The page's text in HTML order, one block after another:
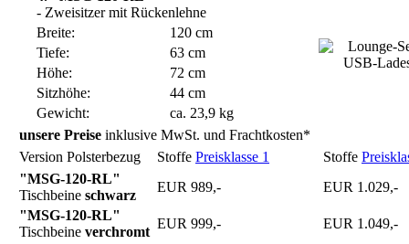
- Zweisitzer mit Rückenlehne
Breite:
120 cm
Tiefe:
63 cm
Höhe:
72 cm
Sitzhöhe:
44 cm
Gewicht:
ca. 23,9 kg
unsere Preise inklusive MwSt. und Frachtkosten*
Version Polsterbezug
Stoffe Preisklasse 1 Stoffe
"MSG-120-RL"
Tischbeine schwarz
EUR 989,-
EUR 1.029,-
"MSG-120-RL"
Tischbeine verchromt
EUR 999,- EUR 1.049,-